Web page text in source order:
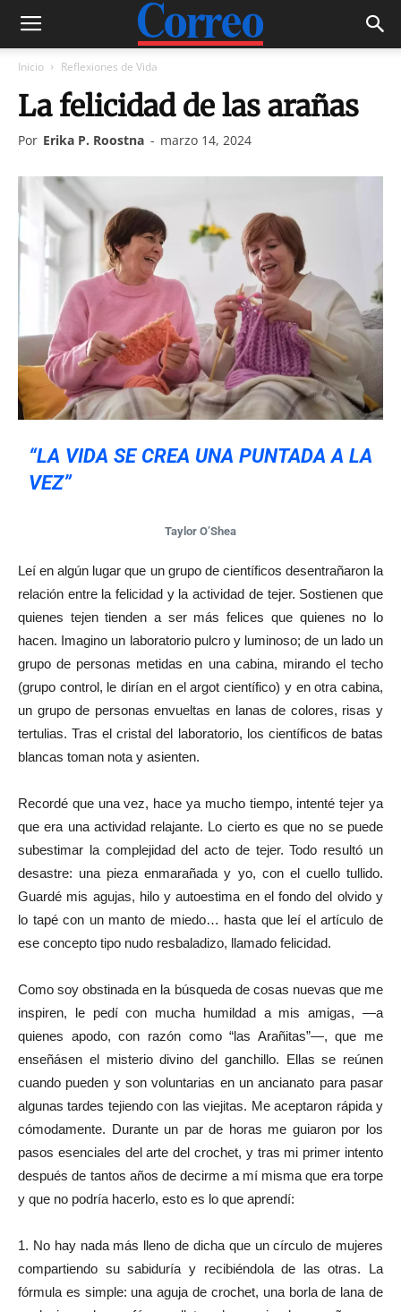
Inicio Reflexiones de Vida
La felicidad de las arañas
Por Erika P. Roostna - marzo 14, 2024
“LA VIDA SE CREA UNA PUNTADA A LA
VEZ”
Taylor O’Shea
Leí en algún lugar que un grupo de científicos desentrañaron la
relación entre la felicidad y la actividad de tejer. Sostienen que
quienes tejen tienden a ser más felices que quienes no lo
hacen. Imagino un laboratorio pulcro y luminoso; de un lado un
grupo de personas metidas en una cabina, mirando el techo
(grupo control, le dirían en el argot científico) y en otra cabina,
un grupo de personas envueltas en lanas de colores, risas y
tertulias. Tras el cristal del laboratorio, los científicos de batas
blancas toman nota y asienten.
Recordé que una vez, hace ya mucho tiempo, intenté tejer ya
que era una actividad relajante. Lo cierto es que no se puede
subestimar la complejidad del acto de tejer. Todo resultó un
desastre: una pieza enmarañada y yo, con el cuello tullido.
Guardé mis agujas, hilo y autoestima en el fondo del olvido y
lo tapé con un manto de miedo… hasta que leí el artículo de
ese concepto tipo nudo resbaladizo, llamado felicidad.
Como soy obstinada en la búsqueda de cosas nuevas que me
inspiren, le pedí con mucha humildad a mis amigas, ―a
quienes apodo, con razón como “las Arañitas”―, que me
enseñásen el misterio divino del ganchillo. Ellas se reúnen
cuando pueden y son voluntarias en un ancianato para pasar
algunas tardes tejiendo con las viejitas. Me aceptaron rápida y
cómodamente. Durante un par de horas me guiaron por los
pasos esenciales del arte del crochet, y tras mi primer intento
después de tantos años de decirme a mí misma que era torpe
y que no podría hacerlo, esto es lo que aprendí:
1. No hay nada más lleno de dicha que un círculo de mujeres
compartiendo su sabiduría y recibiéndola de las otras. La
fórmula es simple: una aguja de crochet, una borla de lana de